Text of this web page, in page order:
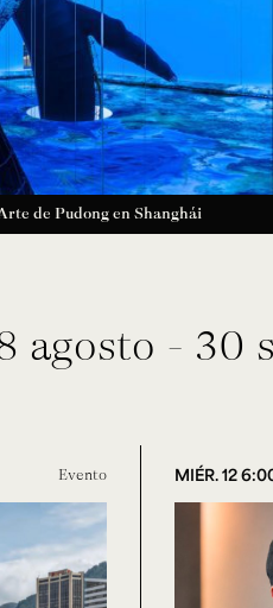
de Pudong en Shanghái
- 30
Evento MIÉR. 12